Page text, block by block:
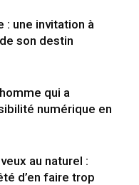
: une invitation à
son destin
qui a
numérique en
au naturel :
d’en faire trop